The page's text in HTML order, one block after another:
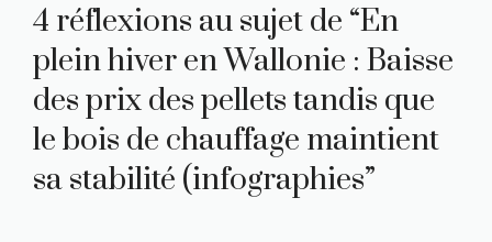
4 réflexions au sujet de “En
plein hiver en Wallonie : Baisse
des prix des pellets tandis que
le bois de chauffage maintient
sa stabilité (infographies”